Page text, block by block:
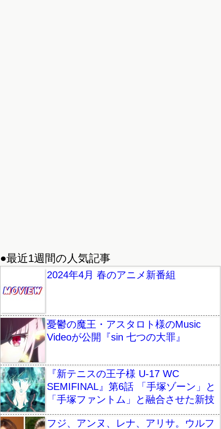
●最近1週間の人気記事
2024年4月 春のアニメ新番組
憂鬱の魔王・アスタロト様のMusic
Videoが公開『sin 七つの大罪』
『新テニスの王子様 U-17 WC
SEMIFINAL』第6話 「手塚ゾーン」と
「手塚ファントム」と融合させた新技
フジ、アンヌ、レナ、アリサ。ウルフ